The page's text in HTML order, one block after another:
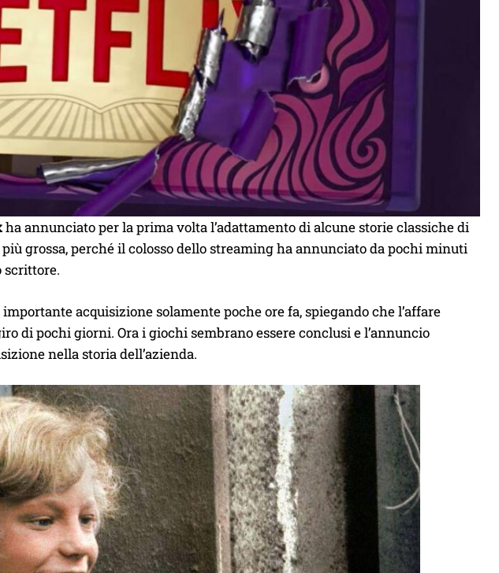
ha annunciato per la prima volta l’adattamento di alcune storie classiche di
grossa, perché il colosso dello streaming ha annunciato da pochi minuti
scrittore.
acquisizione solamente poche ore fa, spiegando che l’affare
di pochi giorni. Ora i giochi sembrano essere conclusi e l’annuncio
nella storia dell’azienda.